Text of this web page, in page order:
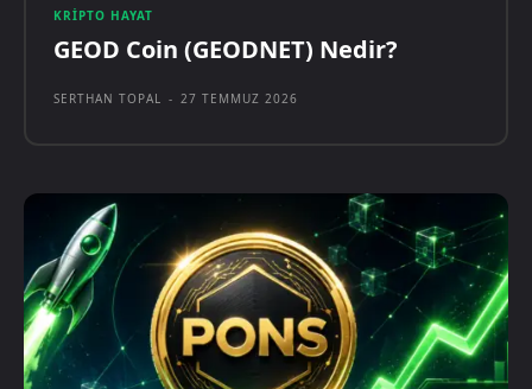
KRIPTO HAYAT
GEOD Coin (GEODNET) Nedir?
SERTHAN TOPAL - 27 TEMMUZ 2026